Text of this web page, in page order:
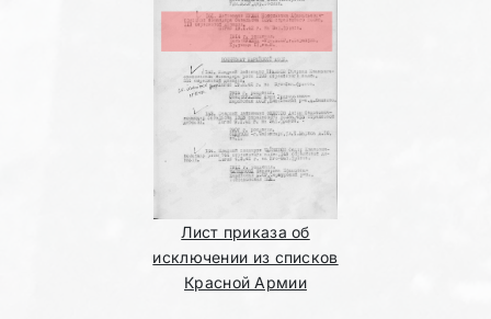
Лист приказа об
исключении из списков
Красной Армии